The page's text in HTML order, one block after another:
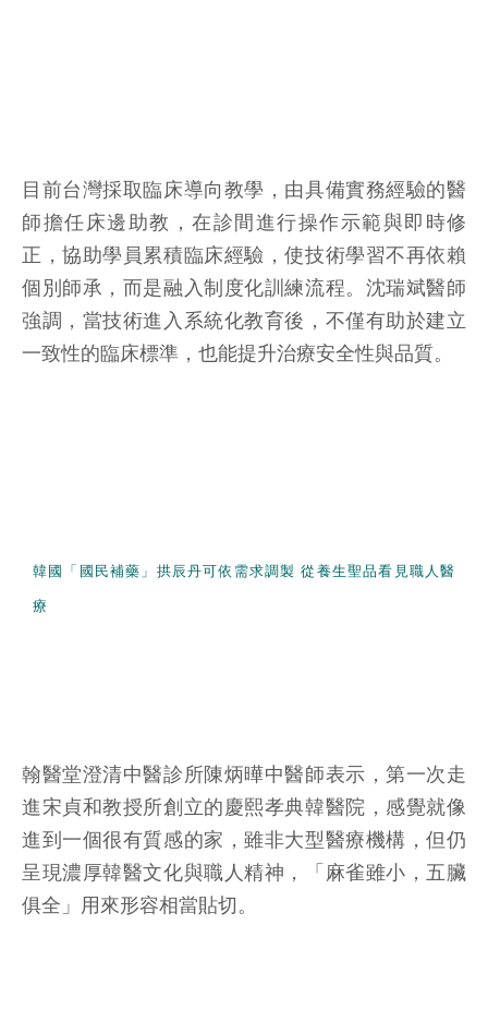
目前台灣採取臨床導向教學，由具備實務經驗的醫
師擔任床邊助教，在診間進行操作示範與即時修
正，協助學員累積臨床經驗，使技術學習不再依賴
個別師承，而是融入制度化訓練流程。沈瑞斌醫師
強調，當技術進入系統化教育後，不僅有助於建立
一致性的臨床標準，也能提升治療安全性與品質。
韓國「國民補藥」拱辰丹可依需求調製 從養生聖品看見職人醫
療
翰醫堂澄清中醫診所陳炳曄中醫師表示，第一次走
進宋貞和教授所創立的慶熙孝典韓醫院，感覺就像
進到一個很有質感的家，雖非大型醫療機構，但仍
呈現濃厚韓醫文化與職人精神，「麻雀雖小，五臟
俱全」用來形容相當貼切。